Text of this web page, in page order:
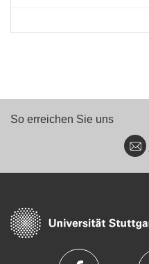
So erreichen Sie uns